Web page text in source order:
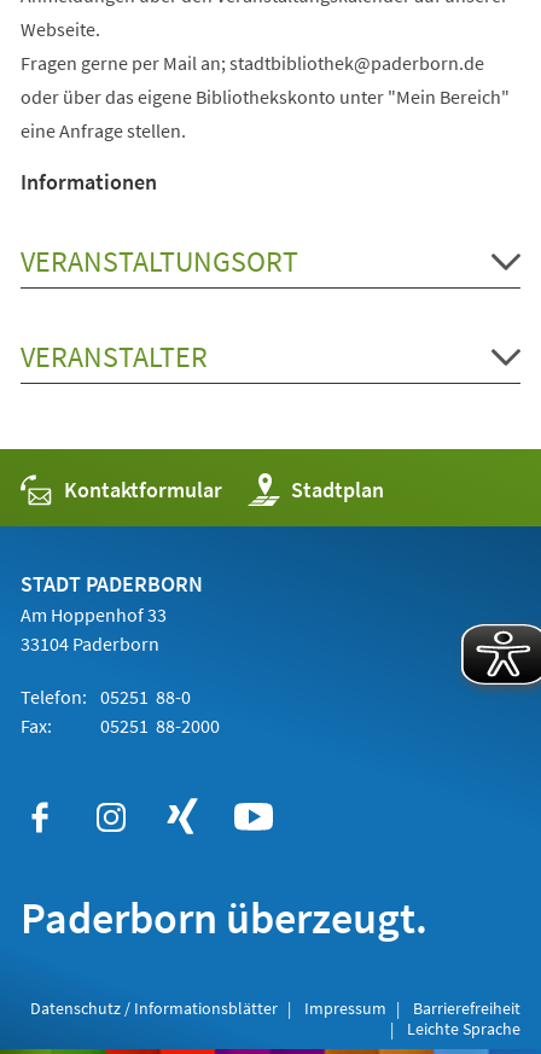
Webseite.
Fragen gerne per Mail an; stadtbibliothek paderborn de
oder über das eigene Bibliothekskonto unter "Mein Bereich"
eine Anfrage stellen.
Informationen
VERANSTALTUNGSORT
VERANSTALTER
Kontaktformular Stadtplan
(Öffnet
in
einem
STADT PADERBORN
Am Hoppenhof 33
33104 Paderborn
Telefon: 05251 88-0
Fax:
05251 88-2000
Paderborn überzeugt.
Datenschutz / Informationsblätter Impressum
Barrierefreiheit
Leichte Sprache